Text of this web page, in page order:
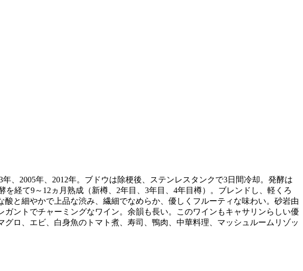
、2005年、2012年。ブドウは除梗後、ステンレスタンクで3日間冷却。発酵は
経て9～12ヵ月熟成（新樽、2年目、3年目、4年目樽）。ブレンドし、軽くろ
と細やかで上品な渋み、繊細でなめらか、優しくフルーティな味わい。砂岩由
ントでチャーミングなワイン。余韻も長い。このワインもキャサリンらしい優
ロ、エビ、白身魚のトマト煮、寿司、鴨肉、中華料理、マッシュルームリゾッ